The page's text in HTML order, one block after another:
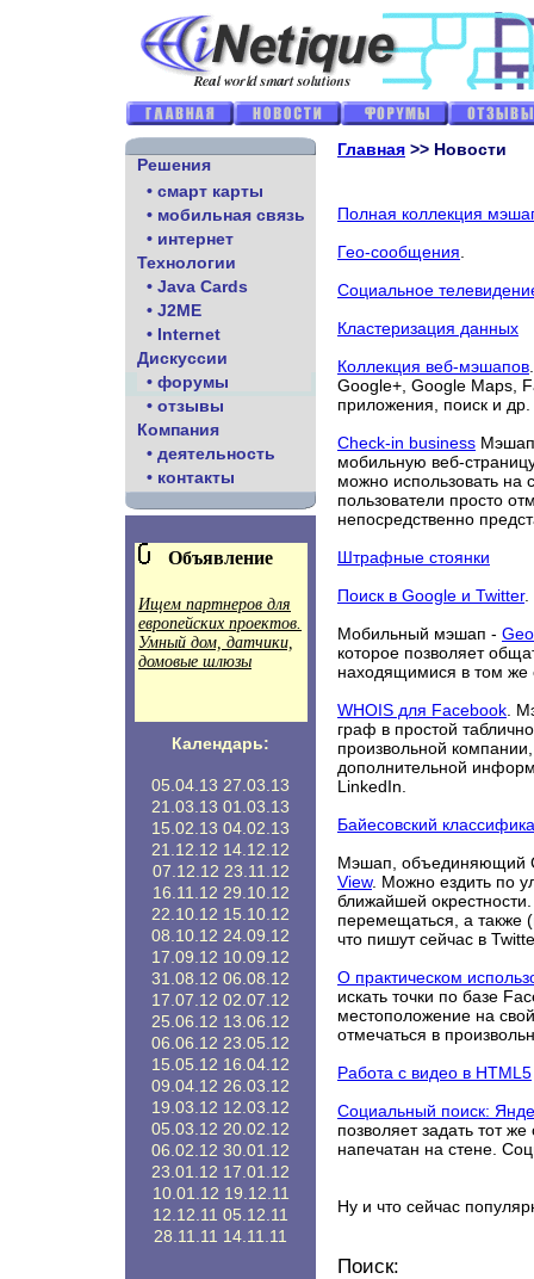
Решения
• смарт карты
• мобильная связь
• интернет
Технологии
• Java Cards
• J2ME
• Internet
Дискуссии
• форумы
• отзывы
Компания
• деятельность
• контакты
Объявление
Ищем партнеров для
европейских проектов.
Умный дом, датчики,
домовые шлюзы
Календарь:
05.04.13 27.03.13
21.03.13 01.03.13
15.02.13 04.02.13
21.12.12 14.12.12
07.12.12 23.11.12
16.11.12 29.10.12
22.10.12 15.10.12
08.10.12 24.09.12
17.09.12 10.09.12
31.08.12 06.08.12
17.07.12 02.07.12
25.06.12 13.06.12
06.06.12 23.05.12
15.05.12 16.04.12
09.04.12 26.03.12
19.03.12 12.03.12
05.03.12 20.02.12
06.02.12 30.01.12
23.01.12 17.01.12
10.01.12 19.12.11
12.12.11 05.12.11
28.11.11 14.11.11
Главная >> Новости
Полная коллекция
Гео-сообщения
Социальное
Кластеризация данных
Коллекция веб-мэшапов
Google+, Google Maps,
приложения, поиск и др.
Check-in business Мэшап
мобильную веб-
можно использовать на
пользователи просто
непосредственно
Штрафные стоянки
Поиск в Google и Twitter.
Мобильный мэшап -
которое позволяет
находящимися в том же
WHOIS для Facebook .
граф в простой
произвольной
дополнительной
LinkedIn.
Байесовский
Мэшап, объединяющий
View. Можно ездить по
ближайшей
перемещаться, а также
что пишут сейчас в
О практическом
искать точки по базе
местоположение на
отмечаться в
Работа с видео в HTML5
Социальный поиск:
позволяет задать тот
напечатан на стене.
Ну и что сейчас
Поиск: